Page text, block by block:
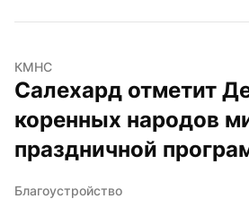
КМНС
Салехард отметит
коренных народов
праздничной
Благоустройство